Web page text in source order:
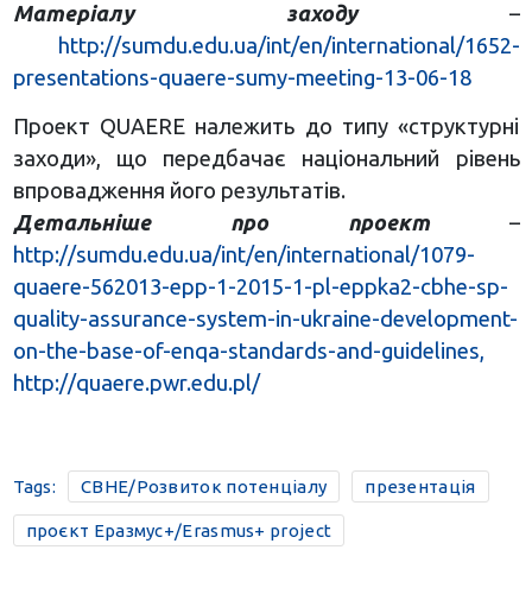
Матеріалу заходу–
http://sumdu.edu.ua/int/en/international/1652-
presentations-quaere-sumy-meeting-13-06-18
Проект QUAERE належить до типу «структурні
заходи», що передбачає національний рівень
впровадження його результатів.
Детальніше про проект–
http://sumdu.edu.ua/int/en/international/1079-
quaere-562013-epp-1-2015-1-pl-eppka2-cbhe-sp-
quality-assurance-system-in-ukraine-development-
on-the-base-of-enqa-standards-and-guidelines,
http://quaere.pwr.edu.pl/
Tags: CBHE/Розвиток потенціалу презентація
проєкт Еразмус+/Erasmus+ project